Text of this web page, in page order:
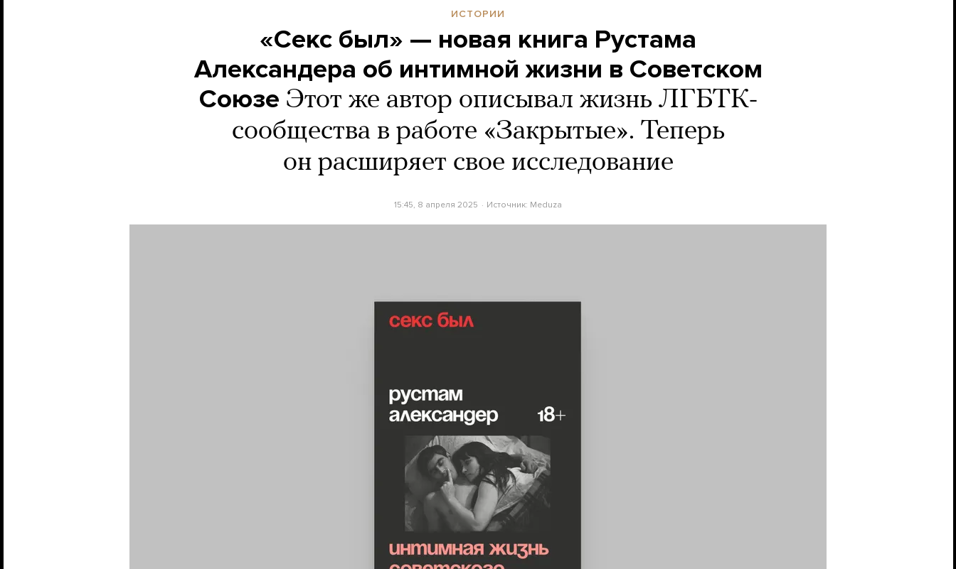
ИСТОРИИ
«Секс был» — новая книга Рустама
Александера об интимной жизни в Советском
Союзе Этот же автор описывал жизнь ЛГБТК-
сообщества в работе «Закрытые». Теперь
он расширяет свое исследование
15:45, 8 апреля 2025 Источник: Meduza